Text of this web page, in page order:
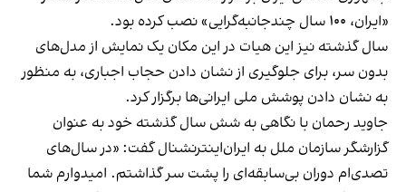
«ایران، ۱۰۰ سال چندجانبه‌گرایی» نصب کرده ‌بود.
سال گذشته نیز این هیات در این مکان یک نمایش از مدل‌های
بدون سر، برای جلوگیری از نشان دادن حجاب اجباری، به منظور
به نشان دادن پوشش ملی ایرانی‌ها برگزار کرد.
جاوید رحمان با نگاهی به شش سال گذشته خود به عنوان
گزارشگر سازمان ملل به ایران‌اینترنشنال گفت: «در سال‌های
تصدی‌ام دوران بی‌سابقه‌ای را پشت سر گذاشتم. امیدوارم شما